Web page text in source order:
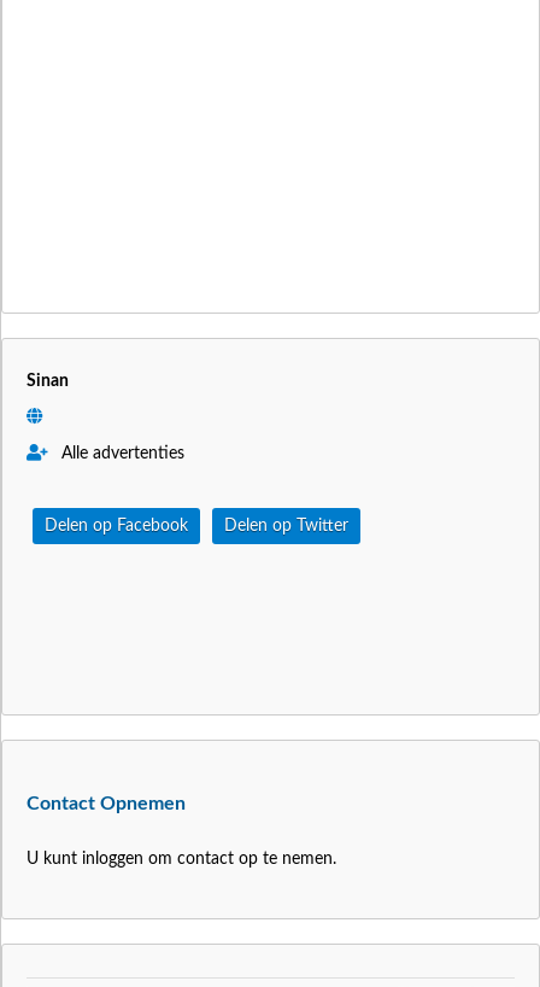
Sinan
Alle advertenties
Delen op Facebook Delen op Twitter
Contact Opnemen
U kunt inloggen om contact op te nemen.